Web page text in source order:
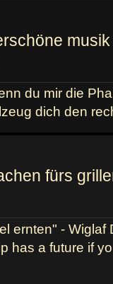
du mir die
dich den
fürs
ernten" - Wiglaf
has a future if